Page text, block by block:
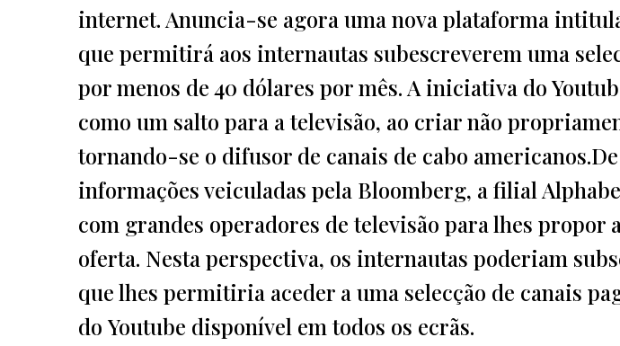
internet. Anuncia-se agora uma nova plataforma
que permitirá aos internautas subescreverem uma
por menos de 40 dólares por mês. A iniciativa do
como um salto para a televisão, ao criar não
tornando-se o difusor de canais de cabo
informações veiculadas pela Bloomberg, a filial
com grandes operadores de televisão para lhes propor
oferta. Nesta perspectiva, os internautas poderiam
que lhes permitiria aceder a uma selecção de canais
do Youtube disponível em todos os ecrãs.